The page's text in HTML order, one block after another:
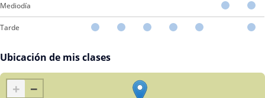
Mediodía
Tarde
Ubicación de mis clases
+ −